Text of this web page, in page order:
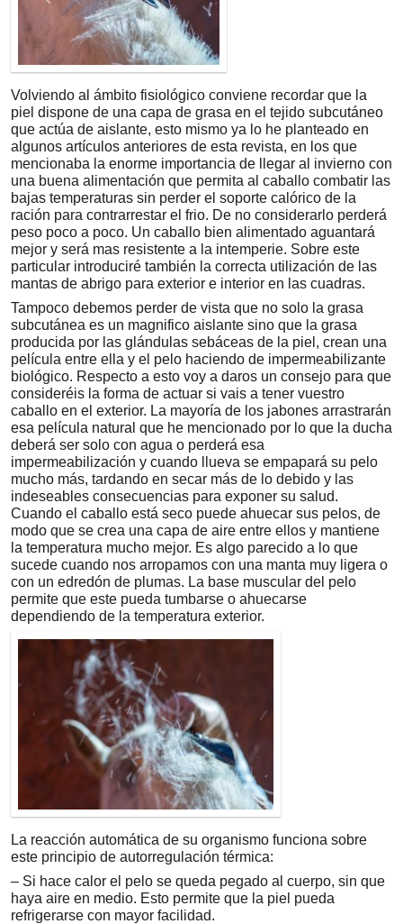
Volviendo al ámbito fisiológico conviene recordar que la
piel dispone de una capa de grasa en el tejido subcutáneo
que actúa de aislante, esto mismo ya lo he planteado en
algunos artículos anteriores de esta revista, en los que
mencionaba la enorme importancia de llegar al invierno con
una buena alimentación que permita al caballo combatir las
bajas temperaturas sin perder el soporte calórico de la
ración para contrarrestar el frio. De no considerarlo perderá
peso poco a poco. Un caballo bien alimentado aguantará
mejor y será mas resistente a la intemperie. Sobre este
particular introduciré también la correcta utilización de las
mantas de abrigo para exterior e interior en las cuadras.
Tampoco debemos perder de vista que no solo la grasa
subcutánea es un magnifico aislante sino que la grasa
producida por las glándulas sebáceas de la piel, crean una
película entre ella y el pelo haciendo de impermeabilizante
biológico. Respecto a esto voy a daros un consejo para que
consideréis la forma de actuar si vais a tener vuestro
caballo en el exterior. La mayoría de los jabones arrastrarán
esa película natural que he mencionado por lo que la ducha
deberá ser solo con agua o perderá esa
impermeabilización y cuando llueva se empapará su pelo
mucho más, tardando en secar más de lo debido y las
indeseables consecuencias para exponer su salud.
Cuando el caballo está seco puede ahuecar sus pelos, de
modo que se crea una capa de aire entre ellos y mantiene
la temperatura mucho mejor. Es algo parecido a lo que
sucede cuando nos arropamos con una manta muy ligera o
con un edredón de plumas. La base muscular del pelo
permite que este pueda tumbarse o ahuecarse
dependiendo de la temperatura exterior.
La reacción automática de su organismo funciona sobre
este principio de autorregulación térmica:
– Si hace calor el pelo se queda pegado al cuerpo, sin que
haya aire en medio. Esto permite que la piel pueda
refrigerarse con mayor facilidad.